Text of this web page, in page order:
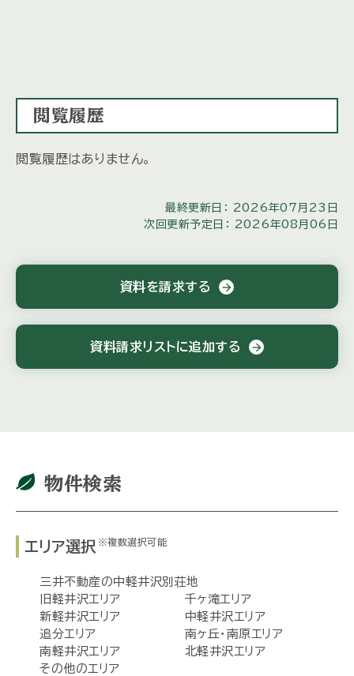
閲覧履歴
閲覧履歴はありません。
最終更新日： 2026年07月23日
次回更新予定日： 2026年08月06日
資料を請求する arrow_forward
資料請求リストに追加する arrow_forward
物件検索
エリア選択 ※複数選択可能
三井不動産の中軽井沢別荘地
旧軽井沢エリア
千ヶ滝エリア
新軽井沢エリア
中軽井沢エリア
追分エリア
南ヶ丘・南原エリア
南軽井沢エリア
北軽井沢エリア
その他のエリア